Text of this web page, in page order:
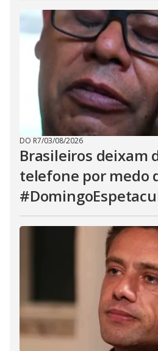
DO R7/03/08/2026
Brasileiros deixam
telefone por medo